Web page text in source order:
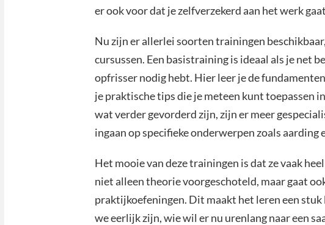
er ook voor dat je zelfverzekerd aan het werk
Nu zijn er allerlei soorten trainingen
cursussen. Een basistraining is ideaal als je net
opfrisser nodig hebt. Hier leer je de
je praktische tips die je meteen kunt toepassen
wat verder gevorderd zijn, zijn er meer
ingaan op specifieke onderwerpen zoals aarding
Het mooie van deze trainingen is dat ze vaak
niet alleen theorie voorgeschoteld, maar gaat
praktijkoefeningen. Dit maakt het leren een stuk
we eerlijk zijn, wie wil er nu urenlang naar een